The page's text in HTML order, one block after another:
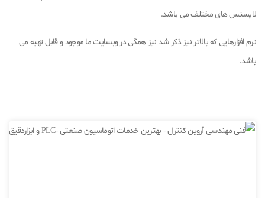
لایسنس های مختلف می باشد.
نرم افزارهایی که بالاتر نیز ذکر شد نیز همگی در وبسایت ما موجود و قابل تهیه می
باشد.